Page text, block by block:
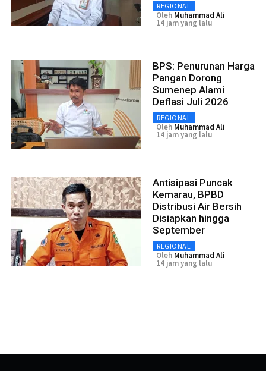
REGIONAL
Oleh Muhammad Ali
14 jam yang lalu
BPS: Penurunan Harga
Pangan Dorong
Sumenep Alami
Deflasi Juli 2026
REGIONAL
Oleh Muhammad Ali
14 jam yang lalu
Antisipasi Puncak
Kemarau, BPBD
Distribusi Air Bersih
Disiapkan hingga
September
REGIONAL
Oleh Muhammad Ali
14 jam yang lalu